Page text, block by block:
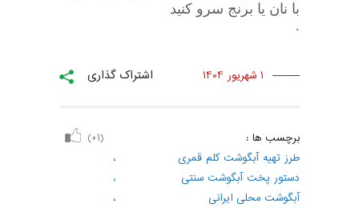
با نان یا برنج سرو کنید
.
1 شهریور 1404 اشتراک گذاری
برچسب ها :
طرز تهیه آبگوشت کلم قمری ،
دستور پخت آبگوشت سنتی ،
آبگوشت محلی ایرانی ،
(+1)